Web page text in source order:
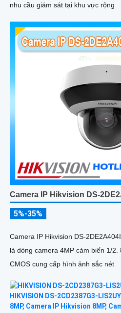
nhu cầu giám sát tại khu vực rộng
Camera IP Hikvision DS-
5%-35%
Camera IP Hikvision DS-
là dòng camera 4MP cảm biến 1/2.
CMOS cung cấp hình ảnh sắc nét